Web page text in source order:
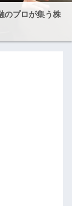
のプロが集う株